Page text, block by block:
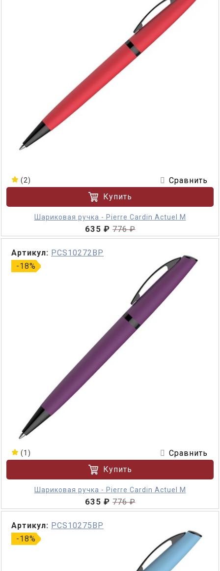
(2)
Сравнить
Купить
Шариковая ручка - Pierre Cardin Actuel M
635 ₽ 776 ₽
-18%
Артикул: PCS10272BP
(1)
Сравнить
Купить
Шариковая ручка - Pierre Cardin Actuel M
635 ₽ 776 ₽
-18%
Артикул: PCS10275BP